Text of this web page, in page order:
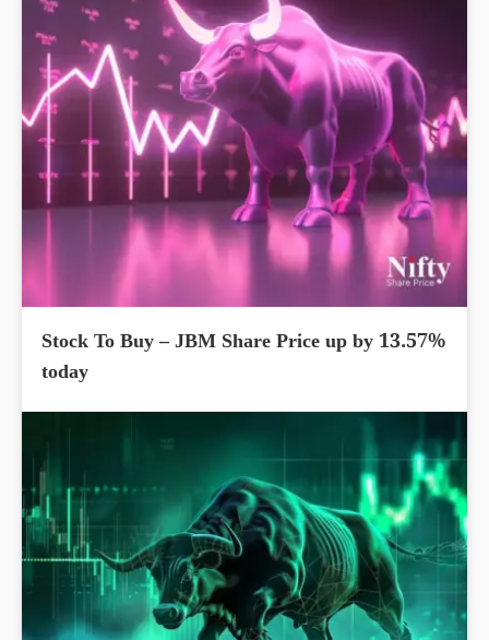
Stock To Buy – JBM Share Price up by 13.57%
today